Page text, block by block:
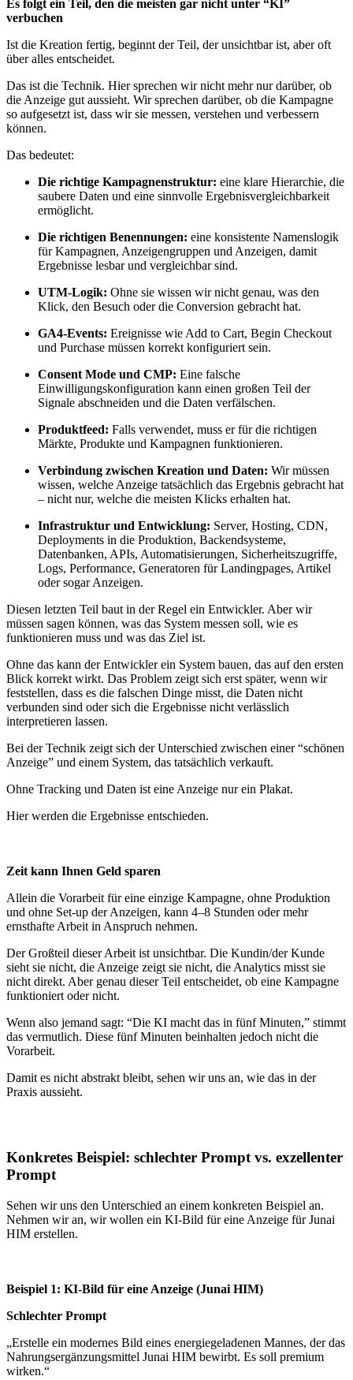
Es folgt ein Teil, den die meisten gar nicht unter “KI”
verbuchen
Ist die Kreation fertig, beginnt der Teil, der unsichtbar ist, aber oft
über alles entscheidet.
Das ist die Technik. Hier sprechen wir nicht mehr nur darüber, ob
die Anzeige gut aussieht. Wir sprechen darüber, ob die Kampagne
so aufgesetzt ist, dass wir sie messen, verstehen und verbessern
können.
Das bedeutet:
Die richtige Kampagnenstruktur: eine klare Hierarchie, die
saubere Daten und eine sinnvolle Ergebnisvergleichbarkeit
ermöglicht.
Die richtigen Benennungen: eine konsistente Namenslogik
für Kampagnen, Anzeigengruppen und Anzeigen, damit
Ergebnisse lesbar und vergleichbar sind.
UTM‑Logik: Ohne sie wissen wir nicht genau, was den
Klick, den Besuch oder die Conversion gebracht hat.
GA4‑Events: Ereignisse wie Add to Cart, Begin Checkout
und Purchase müssen korrekt konfiguriert sein.
Consent Mode und CMP: Eine falsche
Einwilligungskonfiguration kann einen großen Teil der
Signale abschneiden und die Daten verfälschen.
Produktfeed: Falls verwendet, muss er für die richtigen
Märkte, Produkte und Kampagnen funktionieren.
Verbindung zwischen Kreation und Daten: Wir müssen
wissen, welche Anzeige tatsächlich das Ergebnis gebracht hat
– nicht nur, welche die meisten Klicks erhalten hat.
Infrastruktur und Entwicklung: Server, Hosting, CDN,
Deployments in die Produktion, Backendsysteme,
Datenbanken, APIs, Automatisierungen, Sicherheitszugriffe,
Logs, Performance, Generatoren für Landingpages, Artikel
oder sogar Anzeigen.
Diesen letzten Teil baut in der Regel ein Entwickler. Aber wir
müssen sagen können, was das System messen soll, wie es
funktionieren muss und was das Ziel ist.
Ohne das kann der Entwickler ein System bauen, das auf den ersten
Blick korrekt wirkt. Das Problem zeigt sich erst später, wenn wir
feststellen, dass es die falschen Dinge misst, die Daten nicht
verbunden sind oder sich die Ergebnisse nicht verlässlich
interpretieren lassen.
Bei der Technik zeigt sich der Unterschied zwischen einer “schönen
Anzeige” und einem System, das tatsächlich verkauft.
Ohne Tracking und Daten ist eine Anzeige nur ein Plakat.
Hier werden die Ergebnisse entschieden.
Zeit kann Ihnen Geld sparen
Allein die Vorarbeit für eine einzige Kampagne, ohne Produktion
und ohne Set‑up der Anzeigen, kann 4–8 Stunden oder mehr
ernsthafte Arbeit in Anspruch nehmen.
Der Großteil dieser Arbeit ist unsichtbar. Die Kundin/der Kunde
sieht sie nicht, die Anzeige zeigt sie nicht, die Analytics misst sie
nicht direkt. Aber genau dieser Teil entscheidet, ob eine Kampagne
funktioniert oder nicht.
Wenn also jemand sagt: “Die KI macht das in fünf Minuten,” stimmt
das vermutlich. Diese fünf Minuten beinhalten jedoch nicht die
Vorarbeit.
Damit es nicht abstrakt bleibt, sehen wir uns an, wie das in der
Praxis aussieht.
Konkretes Beispiel: schlechter Prompt vs. exzellenter
Prompt
Sehen wir uns den Unterschied an einem konkreten Beispiel an.
Nehmen wir an, wir wollen ein KI‑Bild für eine Anzeige für Junai
HIM erstellen.
Beispiel 1: KI‑Bild für eine Anzeige (Junai HIM)
Schlechter Prompt
„Erstelle ein modernes Bild eines energiegeladenen Mannes, der das
Nahrungsergänzungsmittel Junai HIM bewirbt. Es soll premium
wirken.“